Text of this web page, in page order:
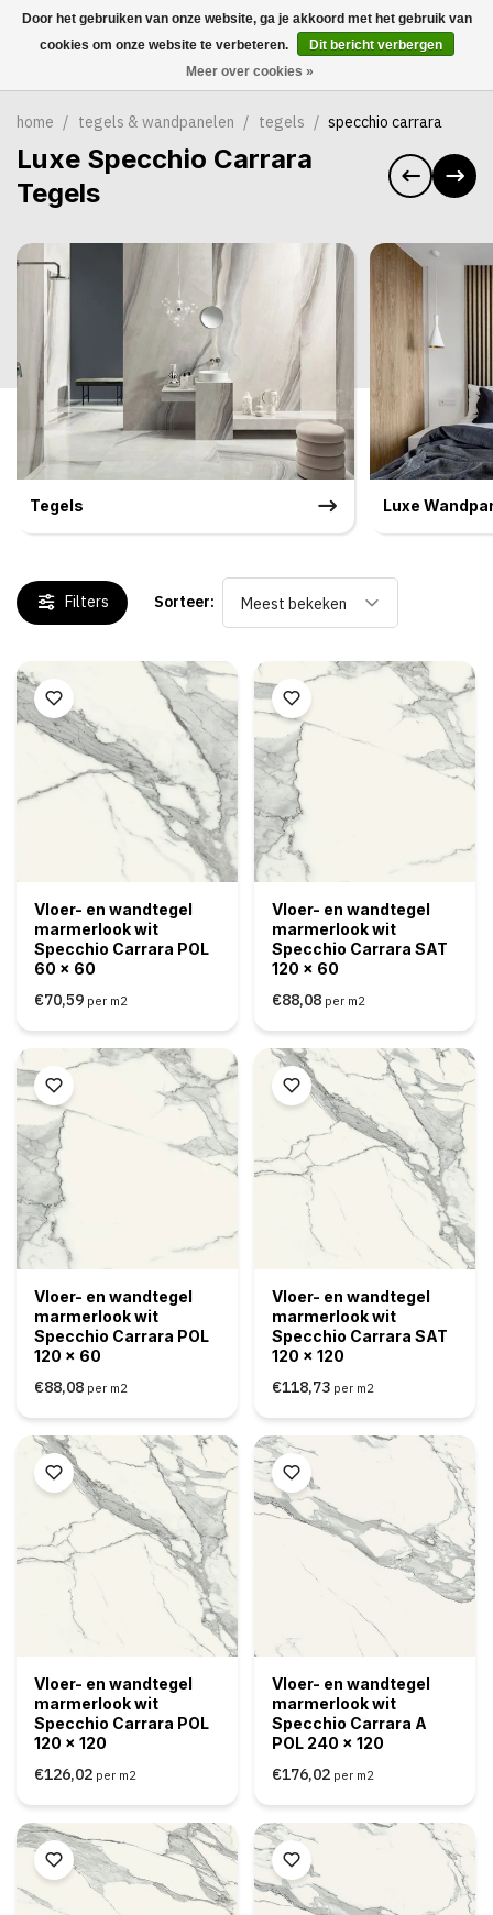
0
home / tegels & wandpanelen / tegels / specchio carrara
Luxe Specchio Carrara
Tegels
Tegels Luxe
Filters Sorteer: Meest bekeken
Vloer- en wandtegel
marmerlook wit
Specchio Carrara POL
60 x 60
€70,59 per m2
Vloer- en wandtegel
marmerlook wit
Specchio Carrara SAT
120 x 60
€88,08 per m2
Vloer- en wandtegel
marmerlook wit
Specchio Carrara POL
120 x 60
€88,08 per m2
Vloer- en wandtegel
marmerlook wit
Specchio Carrara SAT
120 x 120
€118,73 per m2
Vloer- en wandtegel
marmerlook wit
Specchio Carrara POL
120 x 120
€126,02 per m2
Vloer- en wandtegel
marmerlook wit
Specchio Carrara A
POL 240 x 120
€176,02 per m2
Door het gebruiken van onze website, ga je akkoord met het gebruik van
cookies om onze website te verbeteren.
Dit bericht verbergen
Meer over cookies »